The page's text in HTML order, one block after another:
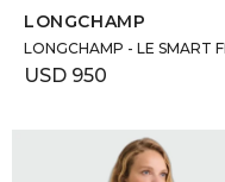
LONGCHAMP
LONGCHAMP - LE SMART
USD 950